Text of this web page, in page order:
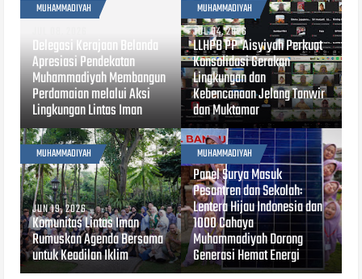
MUHAMMADIYAH
Delegasi Kerajaan Belanda
Apresiasi Pendekatan
Muhammadiyah Membangun
Perdamaian melalui Aksi
Lingkungan Lintas Iman
MUHAMMADIYAH
JUL 04, 2026
LLHPB PP 'Aisyiyah Perkuat
Konsolidasi Gerakan
Lingkungan dan
Kebencanaan Jelang Tanwir
dan Muktamar
MUHAMMADIYAH
JUN 19, 2026
Komunitas Lintas Iman
Rumuskan Agenda Bersama
untuk Keadilan Iklim
MUHAMMADIYAH
JUN 19, 2026
Panel Surya Masuk
Pesantren dan Sekolah:
Lentera Hijau Indonesia dan
1000 Cahaya
Muhammadiyah Dorong
Generasi Hemat Energi